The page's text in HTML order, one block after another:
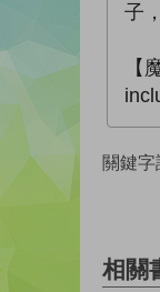
子
【
關鍵字
相關